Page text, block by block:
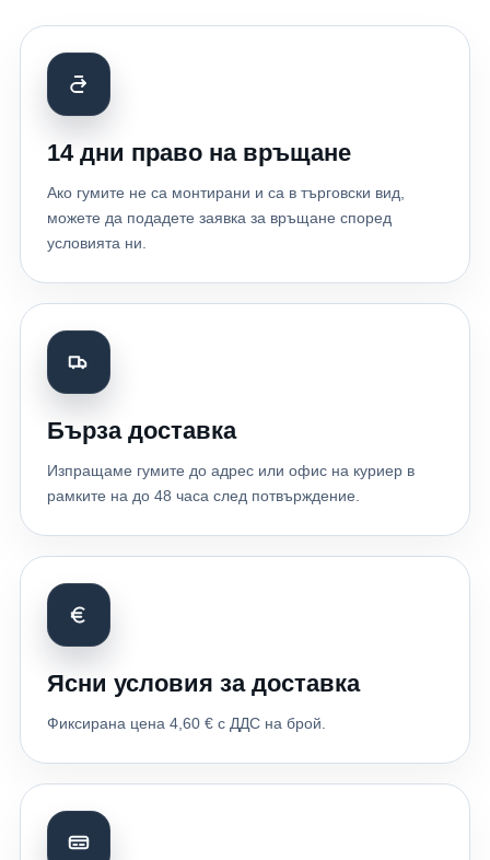
14 дни право на връщане
Ако гумите не са монтирани и са в търговски вид,
можете да подадете заявка за връщане според
условията ни.
Бърза доставка
Изпращаме гумите до адрес или офис на куриер в
рамките на до 48 часа след потвърждение.
Ясни условия за доставка
Фиксирана цена 4,60 € с ДДС на брой.